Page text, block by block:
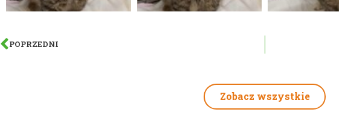
POPRZEDNI
Zobacz wszystkie